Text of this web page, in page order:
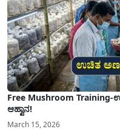
Free Mushroom
ಆಹ್ವಾನ!
March 15, 2026